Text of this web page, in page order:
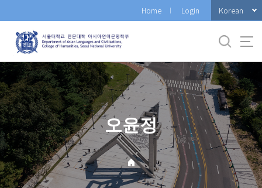
로
메
뉴
Home Login Korean
오윤정